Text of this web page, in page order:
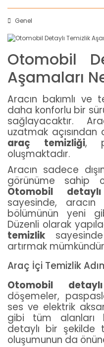
Genel
Otomobil
Aşamaları
Aracın bakımlı ve
daha konforlu bir
sağlayacaktır.
uzatmak
araç temizliği,
oluşmaktadır.
Aracın sadece
görünüme sahip
Otomobil
sayesinde,
bölümünün yeni
Düzenli olarak
temizlik
artırmak
Araç İçi Temizlik
Otomobil
döşemeler,
ses ve elektrik
gibi tüm alanları
detaylı bir şekilde
oluşumunun da